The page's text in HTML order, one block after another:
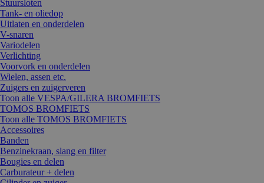
Stuursloten
Tank- en oliedop
Uitlaten en onderdelen
V-snaren
Variodelen
Verlichting
Voorvork en onderdelen
Wielen, assen etc.
Zuigers en zuigerveren
Toon alle VESPA/GILERA BROMFIETS
TOMOS BROMFIETS
Toon alle TOMOS BROMFIETS
Accessoires
Banden
Benzinekraan, slang en filter
Bougies en delen
Carburateur + delen